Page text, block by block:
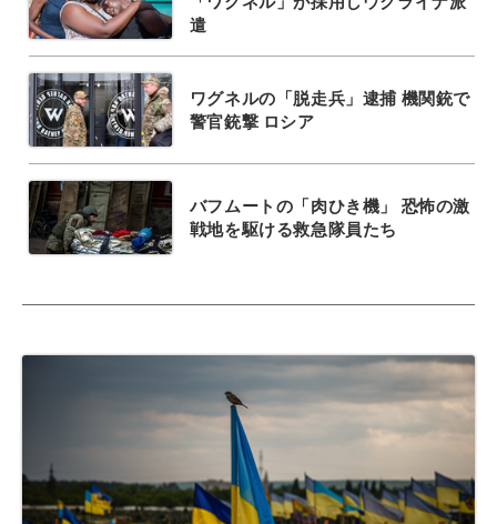
遣
ワグネルの「脱走兵」逮捕 機関銃で
警官銃撃 ロシア
バフムートの「肉ひき機」 恐怖の激
戦地を駆ける救急隊員たち